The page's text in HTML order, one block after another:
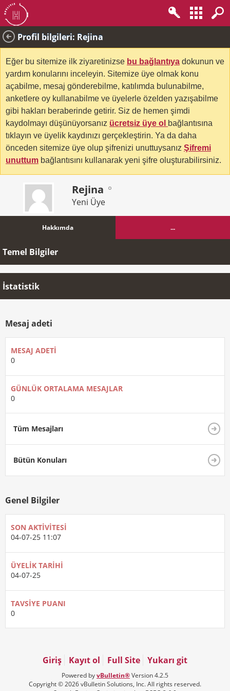
Profil bilgileri: Rejina
Eğer bu sitemize ilk ziyaretinizse bu bağlantıya dokunun ve
yardım konularını inceleyin. Sitemize üye olmak konu
açabilme, mesaj gönderebilme, katılımda bulunabilme,
anketlere oy kullanabilme ve üyelerle özelden yazışabilme
gibi hakları beraberinde getirir. Siz de hemen şimdi
kaydolmayı düşünüyorsanız ücretsiz üye ol bağlantısına
tıklayın ve üyelik kaydınızı gerçekleştirin. Ya da daha
önceden sitemize üye olup şifrenizi unuttuysanız Şifremi
unuttum bağlantısını kullanarak yeni şifre oluşturabilirsiniz.
Rejina
Yeni Üye
Hakkımda ...
Temel Bilgiler
İstatistik
Mesaj adeti
MESAJ ADETI
0
GÜNLÜK ORTALAMA MESAJLAR
0
Tüm Mesajları
Bütün Konuları
Genel Bilgiler
SON AKTIVITESI
04-07-25 11:07
ÜYELIK TARIHI
04-07-25
TAVSIYE PUANI
0
Giriş Kayıt ol Full Site Yukarı git
Powered byvBulletin®Version 4.2.5
Copyright © 2026 vBulletin Solutions, Inc. All rights reserved.